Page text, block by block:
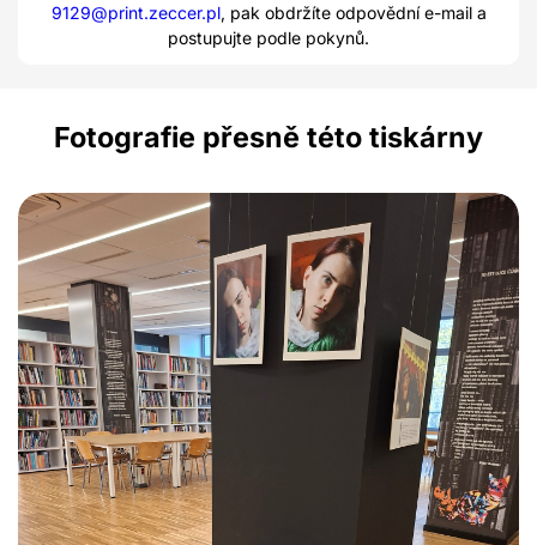
9129@print.zeccer.pl, pak obdržíte odpovědní e-mail a
postupujte podle pokynů.
Fotografie přesně této tiskárny